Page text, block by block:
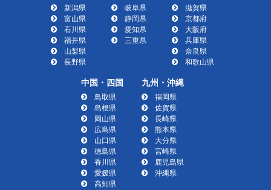
新潟県
富山県
石川県
福井県
山梨県
長野県
岐阜県
静岡県
愛知県
三重県
滋賀県
京都府
大阪府
兵庫県
奈良県
和歌山県
中国・四国
鳥取県
島根県
岡山県
広島県
山口県
徳島県
香川県
愛媛県
高知県
九州・沖縄
福岡県
佐賀県
長崎県
熊本県
大分県
宮崎県
鹿児島県
沖縄県